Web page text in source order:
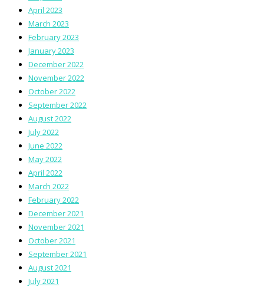
April 2023
March 2023
February 2023
January 2023
December 2022
November 2022
October 2022
September 2022
August 2022
July 2022
June 2022
May 2022
April 2022
March 2022
February 2022
December 2021
November 2021
October 2021
September 2021
August 2021
July 2021